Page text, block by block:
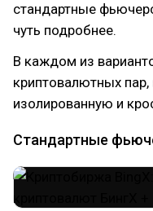
стандартные
чуть подробнее.
В каждом из
криптовалютных
изолированную и
Стандартные